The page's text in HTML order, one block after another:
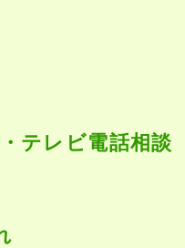
テレビ電話相談